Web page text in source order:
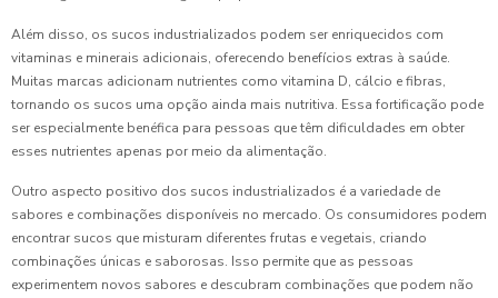
Além disso, os sucos industrializados podem ser enriquecidos com
vitaminas e minerais adicionais, oferecendo benefícios extras à saúde.
Muitas marcas adicionam nutrientes como vitamina D, cálcio e fibras,
tornando os sucos uma opção ainda mais nutritiva. Essa fortificação pode
ser especialmente benéfica para pessoas que têm dificuldades em obter
esses nutrientes apenas por meio da alimentação.
Outro aspecto positivo dos sucos industrializados é a variedade de
sabores e combinações disponíveis no mercado. Os consumidores podem
encontrar sucos que misturam diferentes frutas e vegetais, criando
combinações únicas e saborosas. Isso permite que as pessoas
experimentem novos sabores e descubram combinações que podem não